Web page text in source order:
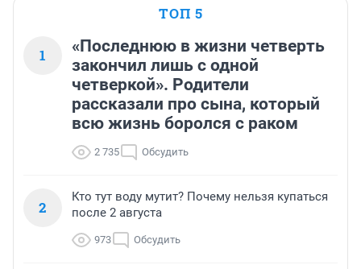
ТОП 5
1
«Последнюю в жизни четверть
закончил лишь с одной
четверкой». Родители
рассказали про сына, который
всю жизнь боролся с раком
2 735 Обсудить
2
Кто тут воду мутит? Почему нельзя купаться
после 2 августа
973 Обсудить